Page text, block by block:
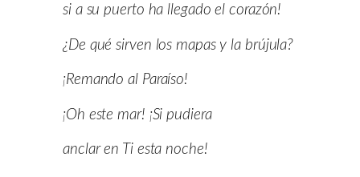
si a su puerto ha llegado el corazón!
¿De qué sirven los mapas y la brújula?
¡Remando al Paraíso!
¡Oh este mar! ¡Si pudiera
anclar en Ti esta noche!